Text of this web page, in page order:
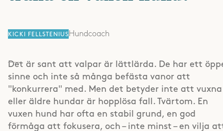
KICKI FELLSTENIUS Hundcoach
Det är sant att valpar är lättlärda. De har ett
sinne och inte så många befästa vanor att
"konkurrera" med. Men det betyder inte att vuxna
eller äldre hundar är hopplösa fall. Tvärtom. En
vuxen hund har ofta en stabil grund, en god
förmåga att fokusera, och – inte minst – en vilja